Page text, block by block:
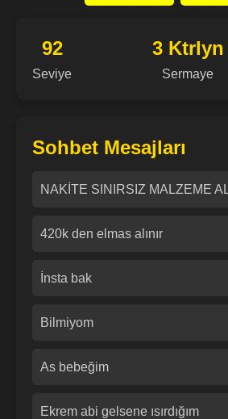
92
Seviye
3 Ktrlyn
Sermaye
Sohbet Mesajları
NAKİTE SINIRSIZ MALZEME
420k den elmas alınır
İnsta bak
Bilmiyom
As bebeğim
Ekrem abi gelsene ısırdığım